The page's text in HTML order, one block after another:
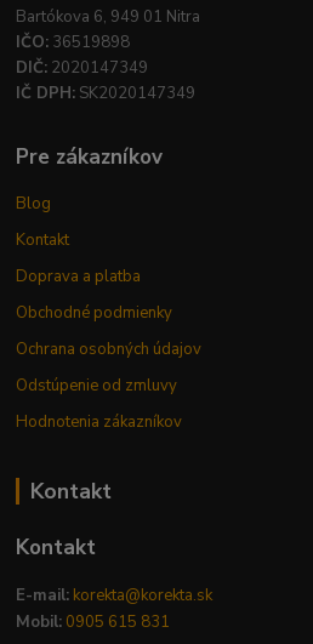
Bartókova 6, 949 01 Nitra
IČO: 36519898
DIČ: 2020147349
IČ DPH: SK2020147349
Pre zákazníkov
Blog
Kontakt
Doprava a platba
Obchodné podmienky
Ochrana osobných údajov
Odstúpenie od zmluvy
Hodnotenia zákazníkov
Kontakt
Kontakt
E-mail: korekta@korekta.sk
Mobil: 0905 615 831